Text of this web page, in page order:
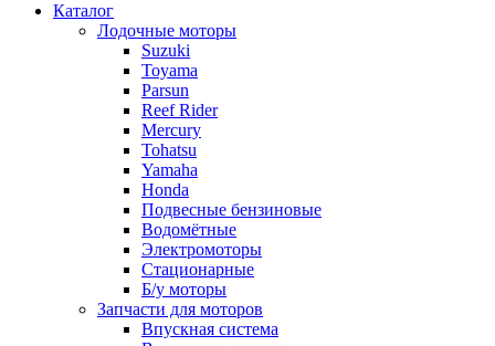
Каталог
Лодочные моторы
Suzuki
Toyama
Parsun
Reef Rider
Mercury
Tohatsu
Yamaha
Honda
Подвесные бензиновые
Водомётные
Электромоторы
Стационарные
Б/у моторы
Запчасти для моторов
Впускная система